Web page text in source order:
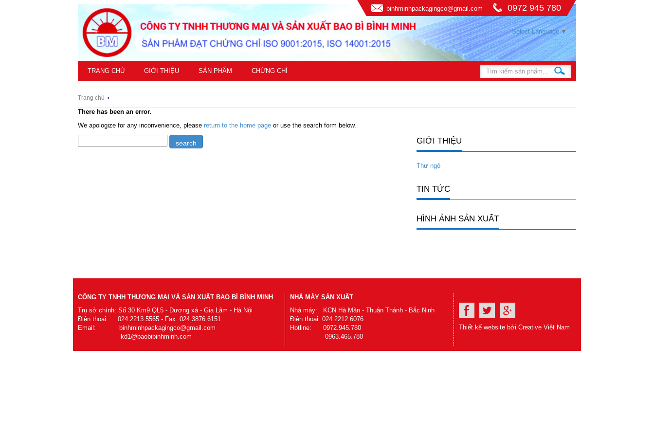
binhminhpackagingco@gmail.com 0972 945 780
Select Language ▼
TRANG CHỦ GIỚI THIỆU SẢN PHẨM CHỨNG CHỈ
Trang chủ
There has been an error.
We apologize for any inconvenience, please return to the home page or use the search form below.
GIỚI THIỆU
Thư ngỏ
TIN TỨC
HÌNH ẢNH SẢN XUẤT
CÔNG TY TNHH THƯƠNG MẠI VÀ SẢN XUẤT BAO BÌ BÌNH MINH
Trụ sở chính: Số 30 Km9 QL5 - Dương xá - Gia Lâm - Hà Nội
Điện thoại: 024.2213.5565 - Fax: 024.3876.6151
Email: binhminhpackagingco@gmail.com
kd1@baobibinhminh.com
NHÀ MÁY SẢN XUẤT
Nhà máy: KCN Hà Mãn - Thuận Thành - Bắc Ninh
Điện thoại: 024.2212.6076
Hotline: 0972.945.780
0963.465.780
Thiết kế website bởi Creative Việt Nam